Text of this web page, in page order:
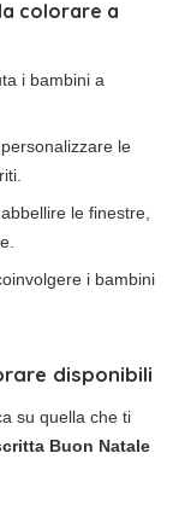
colorare a
i bambini a
le
le finestre,
i bambini
disponibili
su quella che ti
Buon Natale